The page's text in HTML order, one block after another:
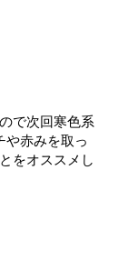
で次回寒色系
や赤みを取っ
をオススメし